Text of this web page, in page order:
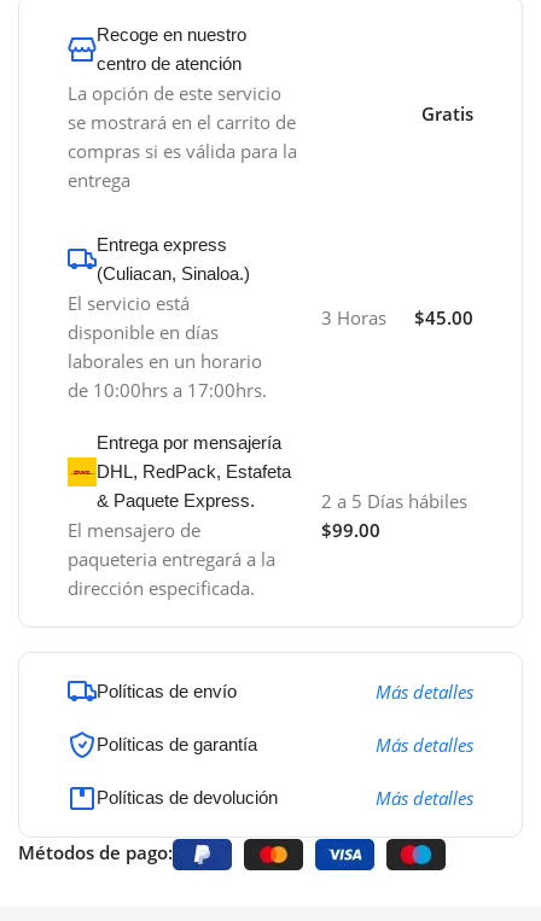
Recoge en nuestro
centro de atención
La opción de este servicio
se mostrará en el carrito de
compras si es válida para la
entrega
Gratis
Entrega express
(Culiacan, Sinaloa.)
El servicio está
disponible en días
laborales en un horario
de 10:00hrs a 17:00hrs.
3 Horas $45.00
Entrega por mensajería
DHL, RedPack, Estafeta
& Paquete Express.
El mensajero de
paqueteria entregará a la
dirección especificada.
2 a 5 Días hábiles
$99.00
Políticas de envío Más detalles
Políticas de garantía Más detalles
Políticas de devolución Más detalles
Métodos de pago: